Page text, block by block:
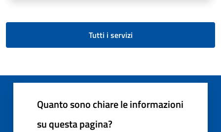
Tutti i servizi
Quanto sono chiare le informazioni
su questa pagina?